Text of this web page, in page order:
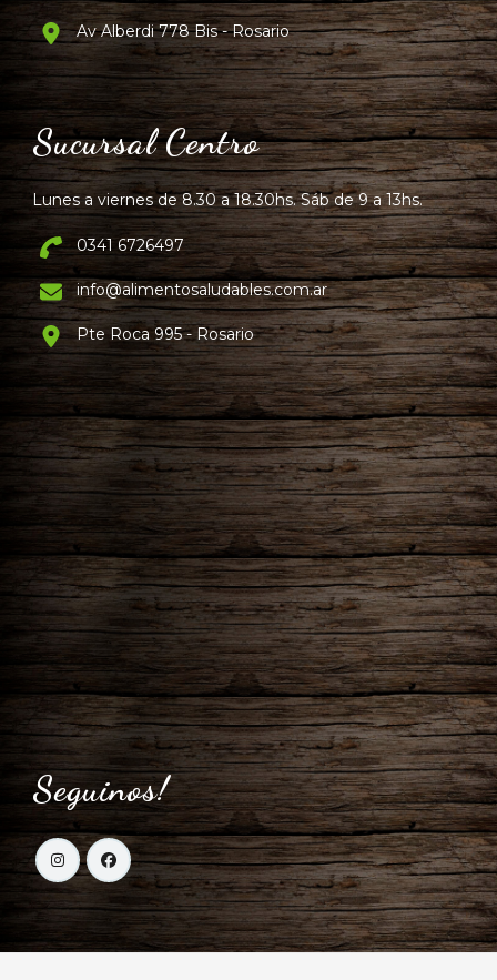
Av Alberdi 778 Bis - Rosario
Sucursal Centro
Lunes a viernes de 8.30 a 18.30hs. Sáb de 9 a 13hs.
0341 6726497
info@alimentosaludables.com.ar
Pte Roca 995 - Rosario
Seguinos!